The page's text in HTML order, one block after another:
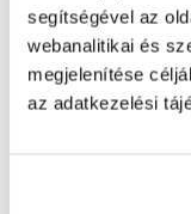
segítségével az
webanalitikai és
megjelenítése
az adatkezelési